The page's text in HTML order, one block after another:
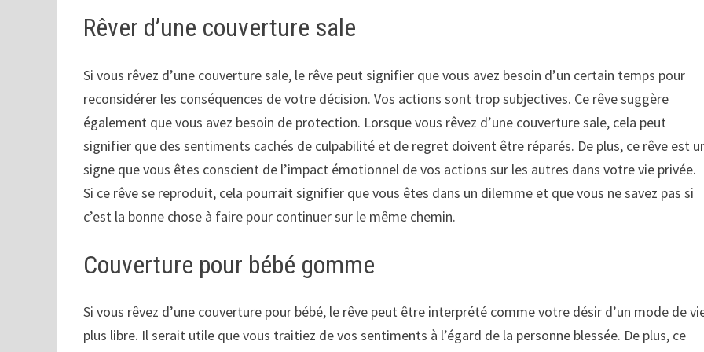
Rêver d’une couverture sale
Si vous rêvez d’une couverture sale, le rêve peut signifier que vous avez besoin d’un certain temps pour
reconsidérer les conséquences de votre décision. Vos actions sont trop subjectives. Ce rêve suggère
également que vous avez besoin de protection. Lorsque vous rêvez d’une couverture sale, cela peut
signifier que des sentiments cachés de culpabilité et de regret doivent être réparés. De plus, ce rêve est
signe que vous êtes conscient de l’impact émotionnel de vos actions sur les autres dans votre vie privée.
Si ce rêve se reproduit, cela pourrait signifier que vous êtes dans un dilemme et que vous ne savez pas si
c’est la bonne chose à faire pour continuer sur le même chemin.
Couverture pour bébé gomme
Si vous rêvez d’une couverture pour bébé, le rêve peut être interprété comme votre désir d’un mode de
plus libre. Il serait utile que vous traitiez de vos sentiments à l’égard de la personne blessée. De plus, ce